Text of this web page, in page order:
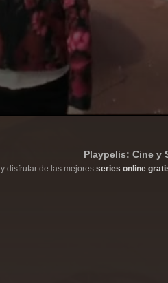
Playpelis: Cine y
y disfrutar de las mejores series online